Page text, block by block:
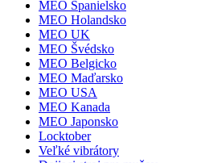
MEO Španielsko
MEO Holandsko
MEO UK
MEO Švédsko
MEO Belgicko
MEO Maďarsko
MEO USA
MEO Kanada
MEO Japonsko
Locktober
Veľké vibrátory